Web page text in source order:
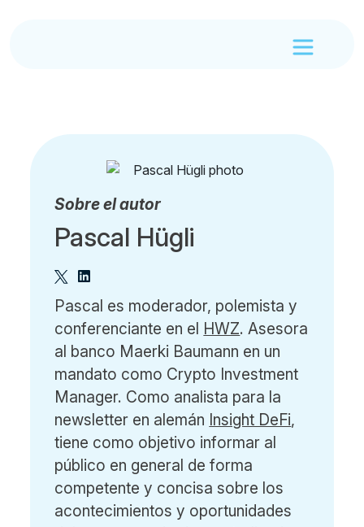
Sobre el autor
Pascal Hügli
Pascal es moderador, polemista y
conferenciante en el HWZ. Asesora
al banco Maerki Baumann en un
mandato como Crypto Investment
Manager. Como analista para la
newsletter en alemán Insight DeFi,
tiene como objetivo informar al
público en general de forma
competente y concisa sobre los
acontecimientos y oportunidades